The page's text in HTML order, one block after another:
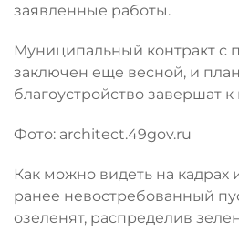
заявленные работы.
Муниципальный контракт с
заключен еще весной, и
благоустройство завершат к
Фото: architect.49gov.ru
Как можно видеть на кадрах
ранее невостребованный
озеленят, распределив